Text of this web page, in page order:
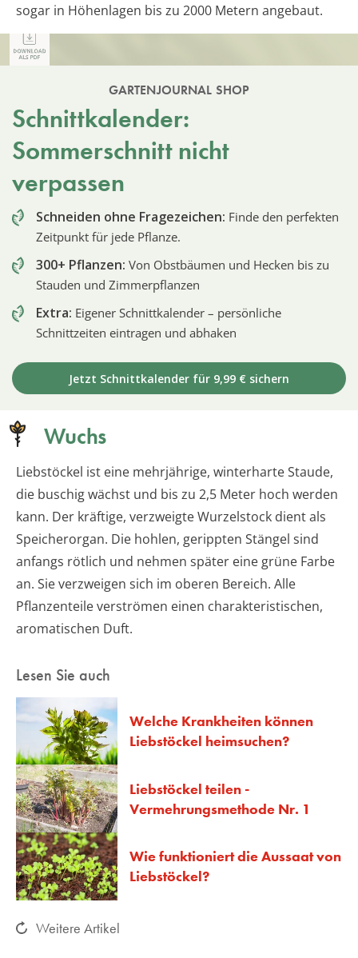
sogar in Höhenlagen bis zu 2000 Metern angebaut.
GARTENJOURNAL SHOP
Schnittkalender:
Sommerschnitt nicht
verpassen
Schneiden ohne Fragezeichen: Finde den perfekten
Zeitpunkt für jede Pflanze.
300+ Pflanzen: Von Obstbäumen und Hecken bis zu
Stauden und Zimmerpflanzen
Extra: Eigener Schnittkalender – persönliche
Schnittzeiten eintragen und abhaken
Jetzt Schnittkalender für 9,99 € sichern
Wuchs
Liebstöckel ist eine mehrjährige, winterharte Staude,
die buschig wächst und bis zu 2,5 Meter hoch werden
kann. Der kräftige, verzweigte Wurzelstock dient als
Speicherorgan. Die hohlen, gerippten Stängel sind
anfangs rötlich und nehmen später eine grüne Farbe
an. Sie verzweigen sich im oberen Bereich. Alle
Pflanzenteile verströmen einen charakteristischen,
aromatischen Duft.
Lesen Sie auch
Welche Krankheiten können
Liebstöckel heimsuchen?
Liebstöckel teilen -
Vermehrungsmethode Nr. 1
Wie funktioniert die Aussaat von
Liebstöckel?
Weitere Artikel